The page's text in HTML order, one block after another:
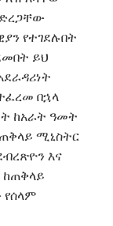
የተገደሉበት
ይህ
በኋላ
ከአራት ዓመት
ሚኒስትር
እና
የሰላም